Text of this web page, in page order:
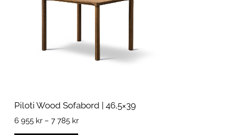
Piloti Wood Sofabord | 46,5×39
6 955 kr – 7 785 kr
produktsiden